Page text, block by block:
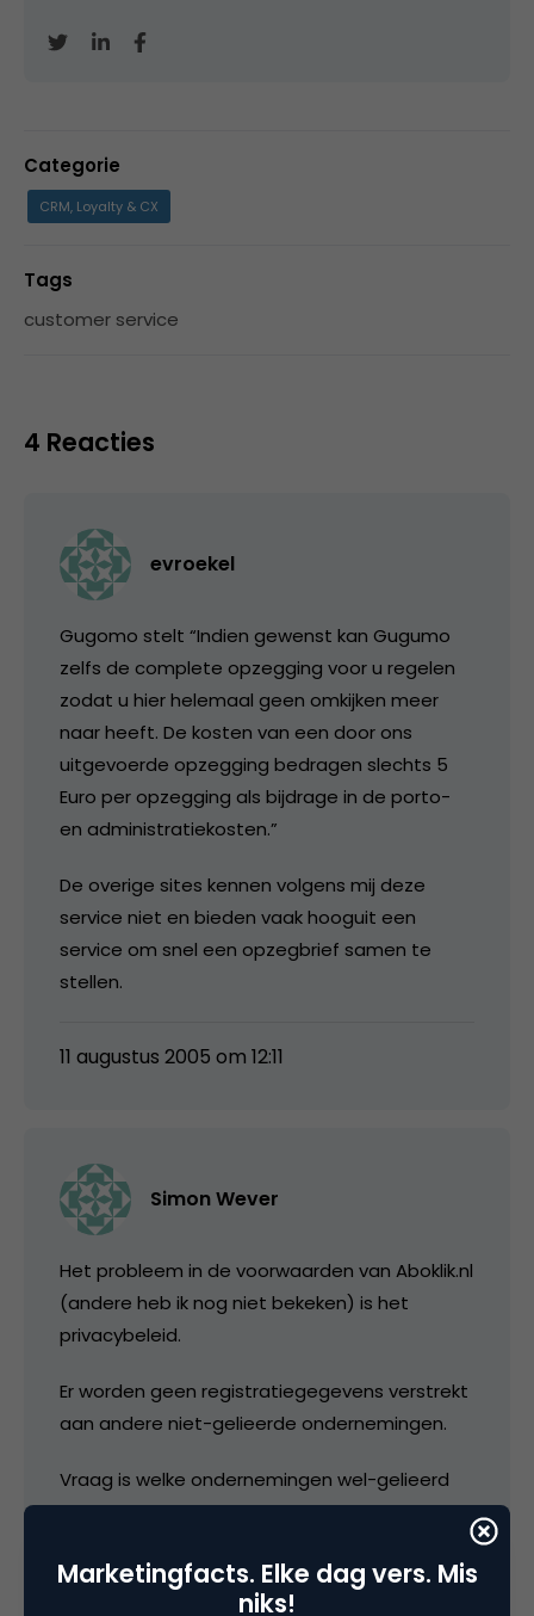
Categorie
CRM, Loyalty & CX
Tags
customer service
4 Reacties
evroekel
Gugomo stelt “Indien gewenst kan Gugumo
zelfs de complete opzegging voor u regelen
zodat u hier helemaal geen omkijken meer
naar heeft. De kosten van een door ons
uitgevoerde opzegging bedragen slechts 5
Euro per opzegging als bijdrage in de porto-
en administratiekosten.”
De overige sites kennen volgens mij deze
service niet en bieden vaak hooguit een
service om snel een opzegbrief samen te
stellen.
11 augustus 2005 om 12:11
Simon Wever
Het probleem in de voorwaarden van Aboklik.nl
(andere heb ik nog niet bekeken) is het
privacybeleid.
Er worden geen registratiegegevens verstrekt
aan andere niet-gelieerde ondernemingen.
Vraag is welke ondernemingen wel-gelieerd
zijn en of ik wel blij moet worden van het feit,
beschikken.
Marketingfacts. Elke dag vers. Mis
niks!